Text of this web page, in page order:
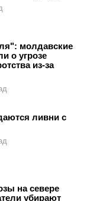
молдавские
о угрозе
из-за
ливни с
на севере
убирают